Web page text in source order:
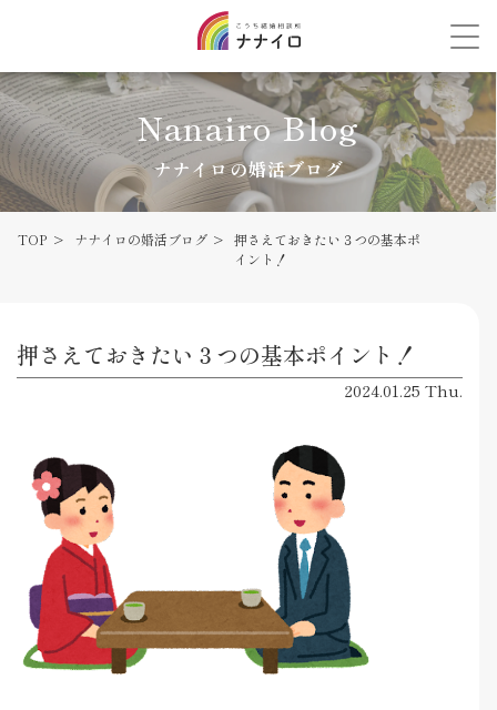
Nanairo Blog
ナナイロの婚活ブログ
TOP ナナイロの婚活ブログ
押さえておきたい３つの基本ポ
イント！
押さえておきたい３つの基本ポイント！
2024.01.25 Thu.